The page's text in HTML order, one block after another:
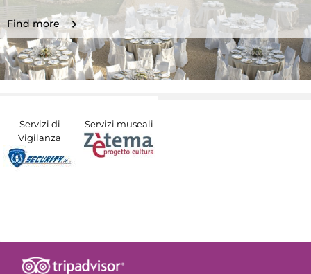
Find more
Servizi di
Vigilanza
Servizi museali